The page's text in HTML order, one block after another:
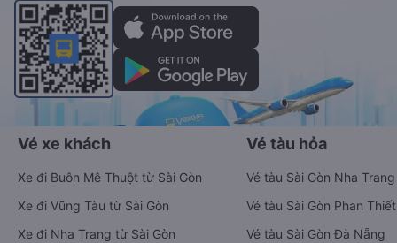
Vé xe khách
Xe đi Buôn Mê Thuột từ Sài Gòn
Xe đi Vũng Tàu từ Sài Gòn
Xe đi Nha Trang từ Sài Gòn
Vé tàu hỏa
Vé tàu Sài Gòn Nha Trang
Vé tàu Sài Gòn Phan Thiết
Vé tàu Sài Gòn Đà Nẵng